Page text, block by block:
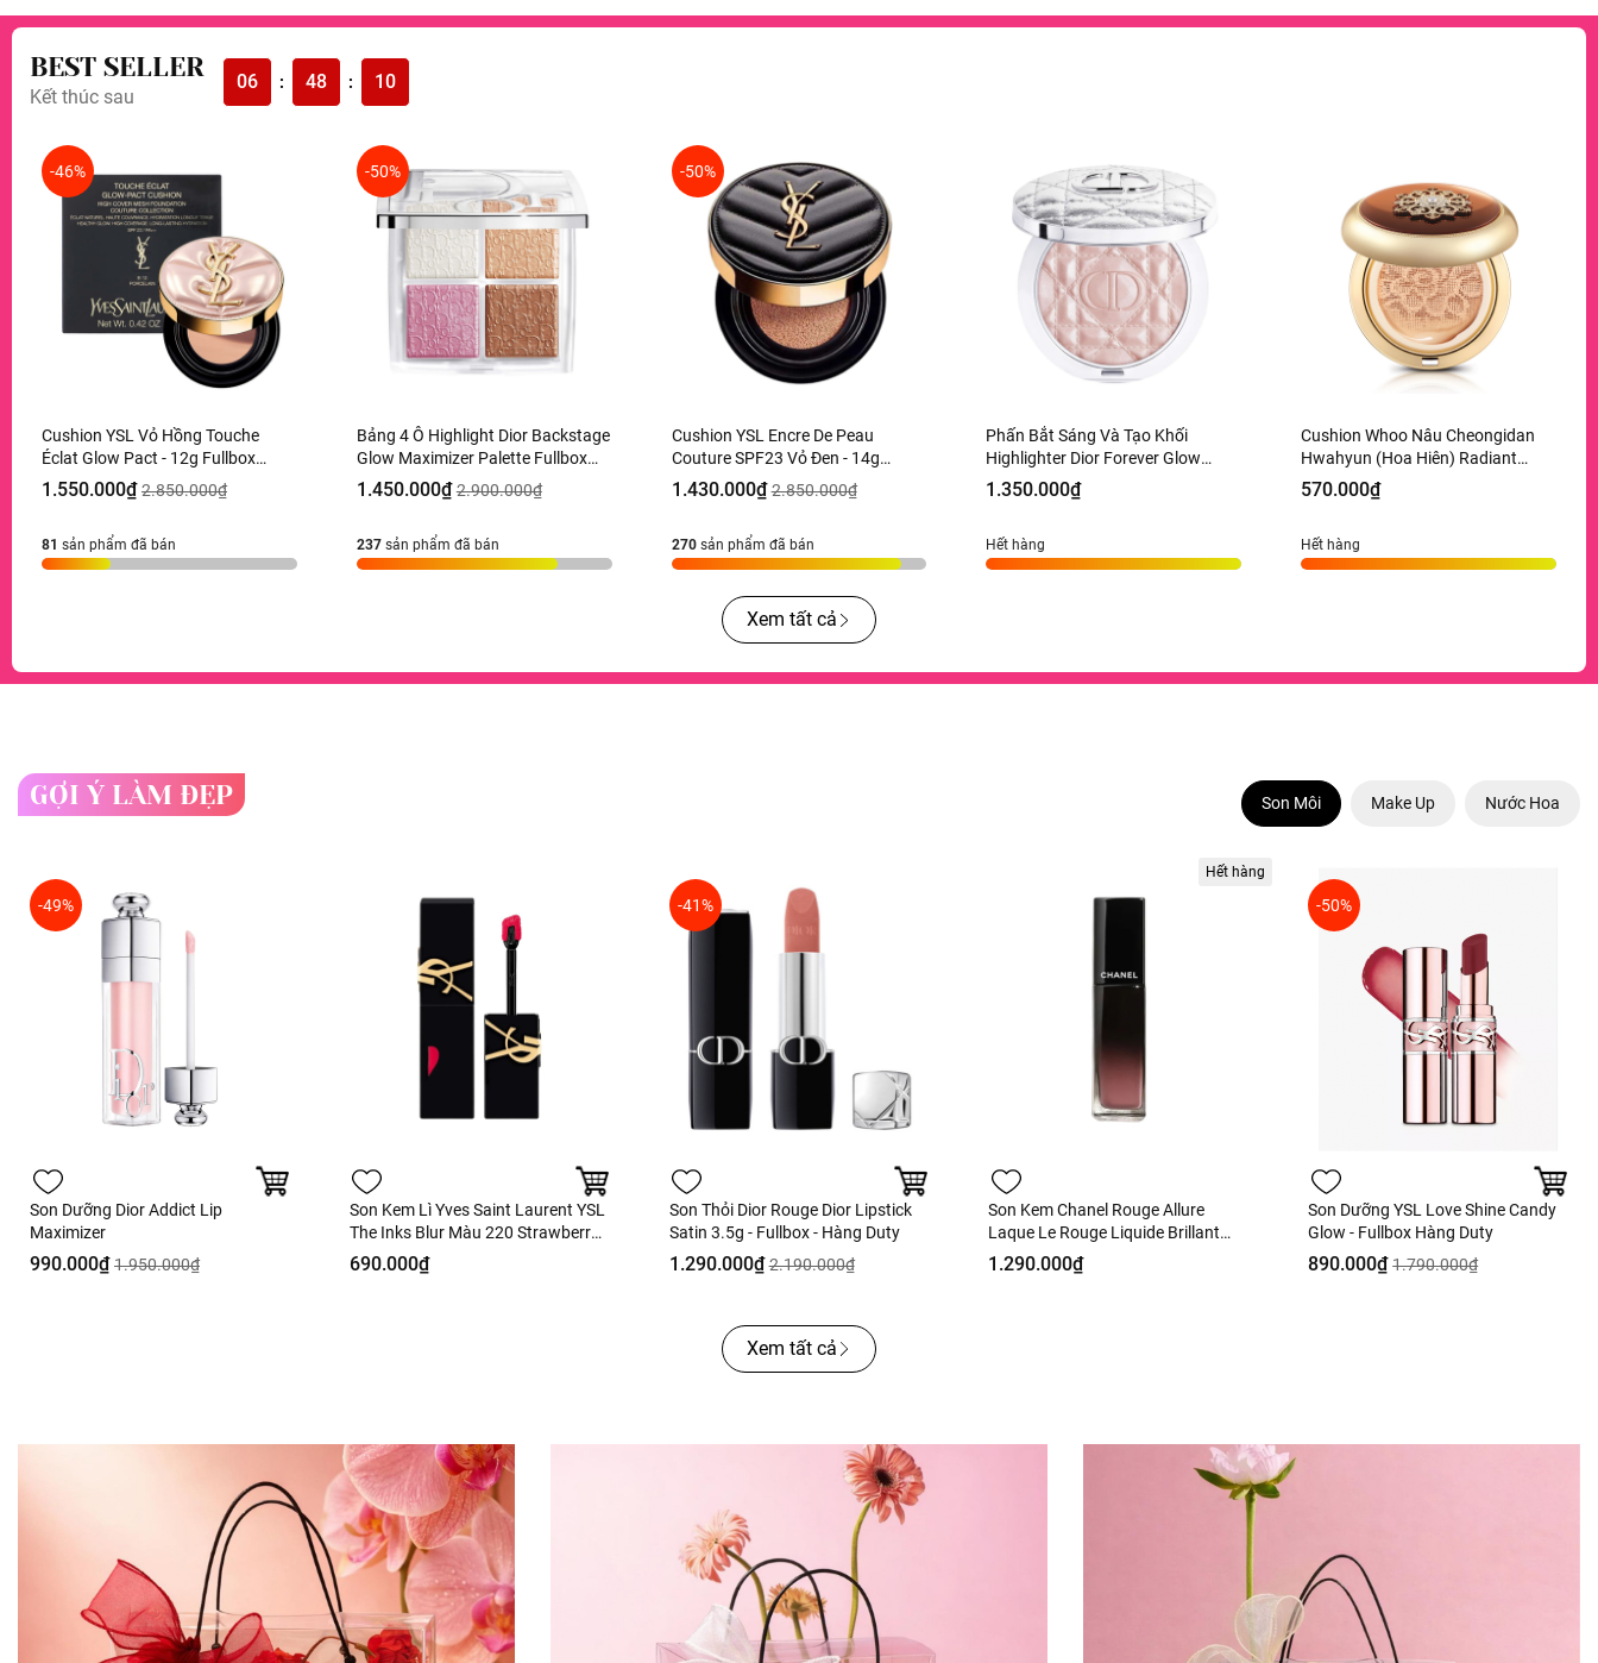
BEST SELLER
Kết thúc sau
06 : 48 : 08
-46%
Cushion YSL Vỏ Hồng Touche
Éclat Glow Pact - 12g Fullbox
Hàng Duty
1.550.000₫ 2.850.000₫
81 sản phẩm đã bán
-50%
Bảng 4 Ô Highlight Dior Backstage
Glow Maximizer Palette Fullbox
10g Hàng Duty
1.450.000₫ 2.900.000₫
237sản phẩm đã bán
-50%
Cushion YSL Encre De Peau
Couture SPF23 Vỏ Đen - 14g
Fullbox Hàng Duty
1.430.000₫ 2.850.000₫
270sản phẩm đã bán
Phấn Bắt Sáng Và Tạo Khối
Highlighter Dior Forever Glow
Luminizer Tone 03 Pink Halo - 6g
Fullbox Hàng US
1.350.000₫
Hết hàng
Cushion Whoo Nâu Cheongidan
Hwahyun (Hoa Hiên) Radiant
Essence Tone 21 - 15g
570.000₫
Hết hàng
Xem tất cả
GỢI Ý LÀM ĐẸP Son Môi Make Up Nước Hoa
-49%
Son Dưỡng Dior Addict Lip
Maximizer
990.000₫ 1.950.000₫
Son Kem Lì Yves Saint Laurent YSL
The Inks Blur Màu 220 Strawberry
Thrill Hồng Dâu - 5.5ml - Fullbox
Hàng Duty
690.000₫
-41%
Son Thỏi Dior Rouge Dior Lipstick
Satin 3.5g - Fullbox - Hàng Duty
1.290.000₫ 2.190.000₫
Hết hàng
Son Kem Chanel Rouge Allure
Laque Le Rouge Liquide Brillant
Ultra Tenue - 63 Ultimate Màu
Hồng Khô Hàng Duty Fullbox
1.290.000₫
-50%
Son Dưỡng YSL Love Shine Candy
Glow - Fullbox Hàng Duty
890.000₫ 1.790.000₫
Xem tất cả